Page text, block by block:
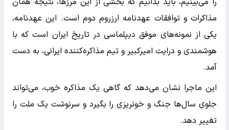
مذاکرات و توافقات عهدنامه ارزروم دوم است. این عهدنامه،
یکی از نمونه‌های موفق دیپلماسی در تاریخ ایران است که با
هوشمندی و درایت امیرکبیر و تیم مذاکره‌کننده ایرانی، به دست
آمد.
این ماجرا نشان می‌دهد که گاهی یک مذاکره خوب، می‌تواند
جلوی سال‌ها جنگ و خونریزی را بگیرد و سرنوشت یک ملت را
تغییر دهد.